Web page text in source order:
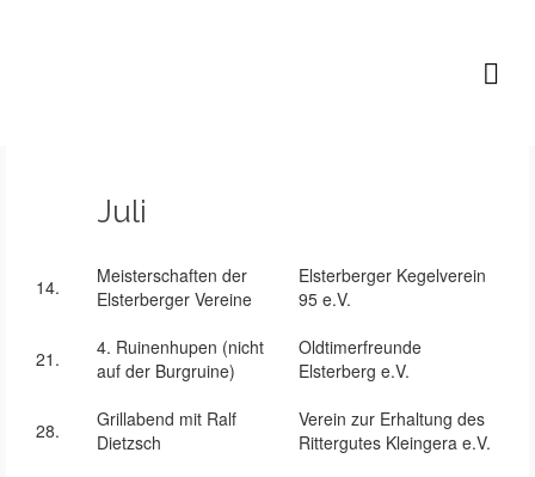
Juli
14.
Meisterschaften der
Elsterberger Vereine
Elsterberger Kegelverein
95 e.V.
21.
4. Ruinenhupen (nicht
auf der Burgruine)
Oldtimerfreunde
Elsterberg e.V.
28.
Grillabend mit Ralf
Dietzsch
Verein zur Erhaltung des
Rittergutes Kleingera e.V.